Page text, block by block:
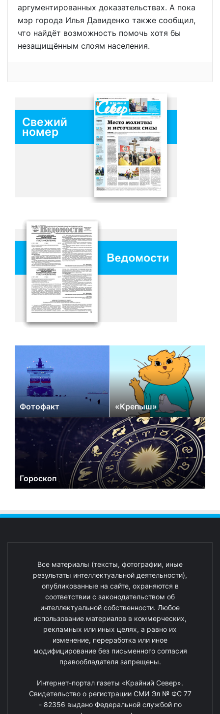
аргументированных доказательствах. А пока
мэр города Илья Давиденко также сообщил,
что найдёт возможность помочь хотя бы
незащищённым слоям населения.
Свежий
номер
Фотофакт «Крепыш»
Гороскоп
Все материалы (тексты, фотографии, иные
результаты интеллектуальной деятельности),
опубликованные на сайте, охраняются в
соответствии с законодательством об
интеллектуальной собственности. Любое
использование материалов в коммерческих,
рекламных или иных целях, а равно их
изменение, переработка или иное
модифицирование без письменного согласия
правообладателя запрещены.
Интернет-портал газеты «Крайний Север».
Свидетельство о регистрации СМИ Эл № ФС 77
- 82356 выдано Федеральной службой по